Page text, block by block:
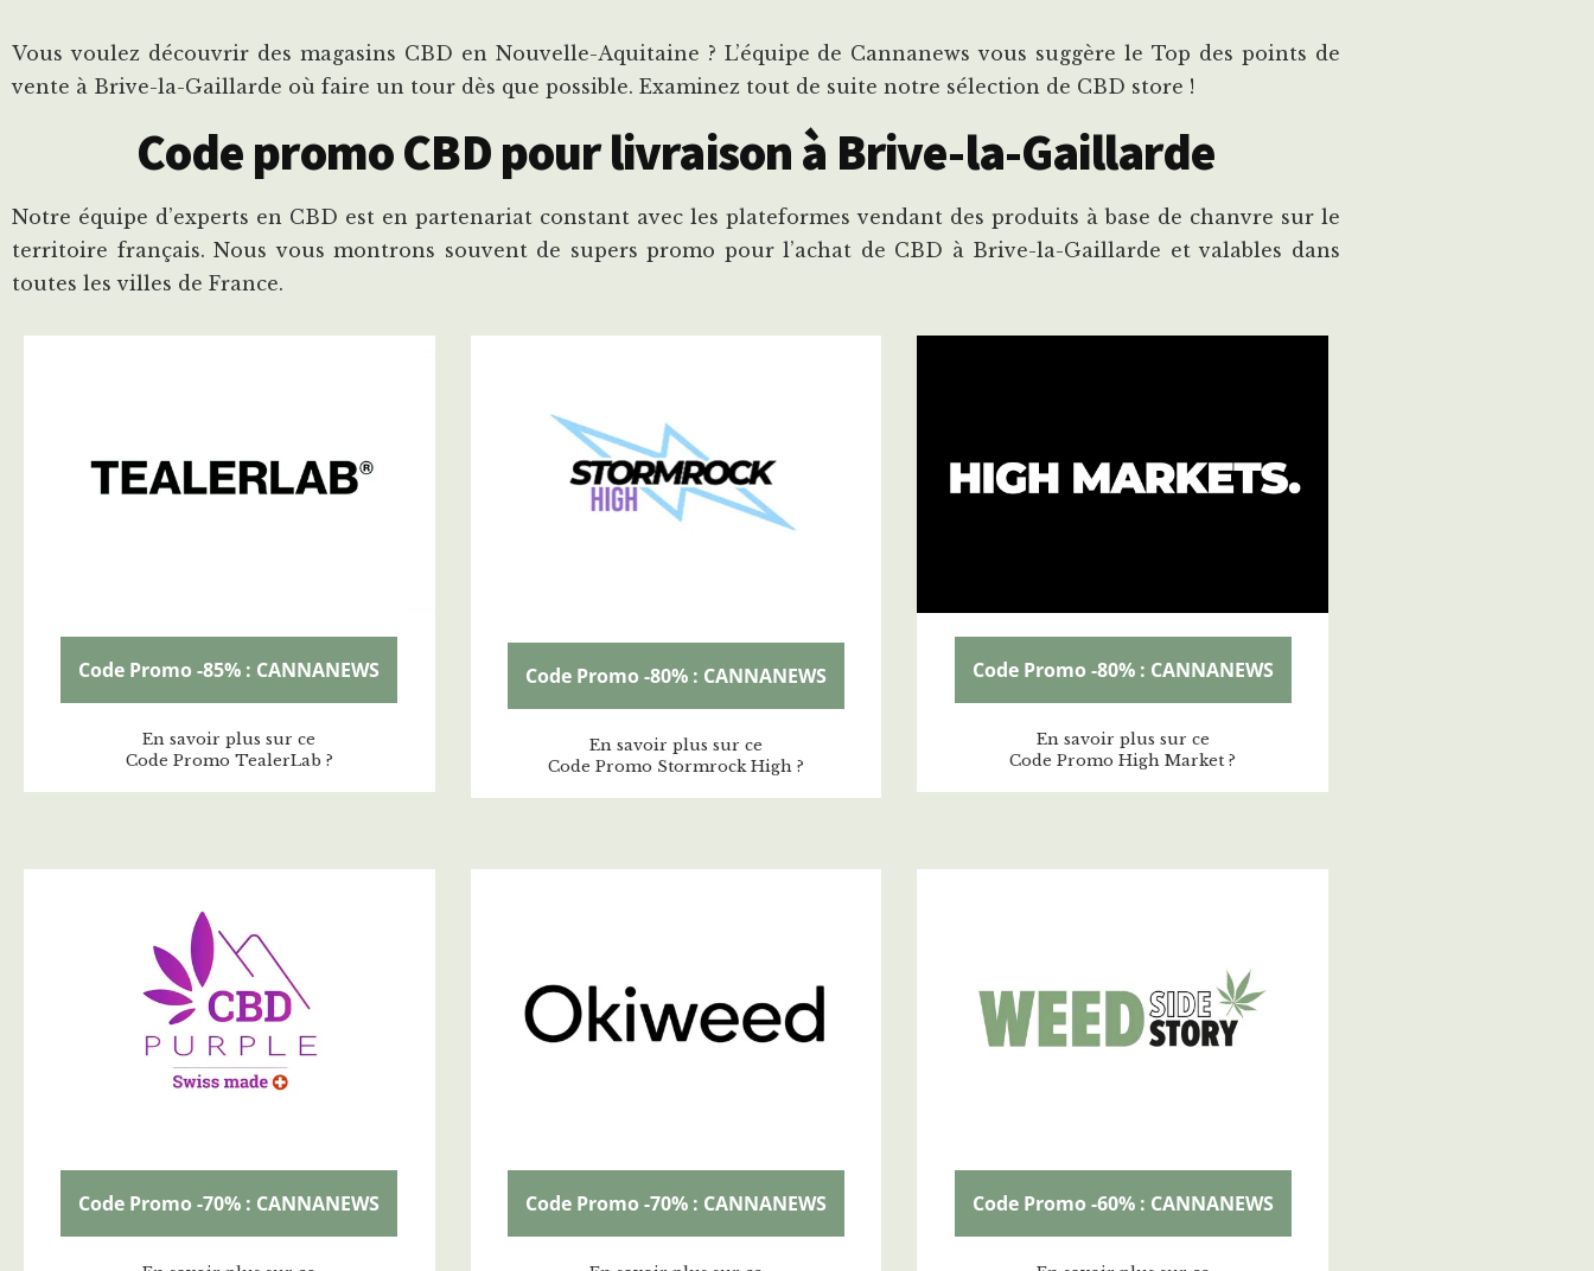
Vous voulez découvrir des magasins CBD en Nouvelle-Aquitaine ? L’équipe de Cannanews vous suggère le Top des points de
vente à Brive-la-Gaillarde où faire un tour dès que possible. Examinez tout de suite notre sélection de CBD store !
Code promo CBD pour livraison à Brive-la-Gaillarde
Notre équipe d’experts en CBD est en partenariat constant avec les plateformes vendant des produits à base de chanvre sur le
territoire français. Nous vous montrons souvent de supers promo pour l’achat de CBD à Brive-la-Gaillarde et valables dans
toutes les villes de France.
Code Promo -85% : CANNANEWS
En savoir plus sur ce
Code Promo TealerLab ?
Code Promo -80% : CANNANEWS
En savoir plus sur ce
Code Promo Stormrock High ?
Code Promo -80% : CANNANEWS
En savoir plus sur ce
Code Promo High Market ?
Code Promo -70% : CANNANEWS Code Promo -70% : CANNANEWS Code Promo -60% : CANNANEWS